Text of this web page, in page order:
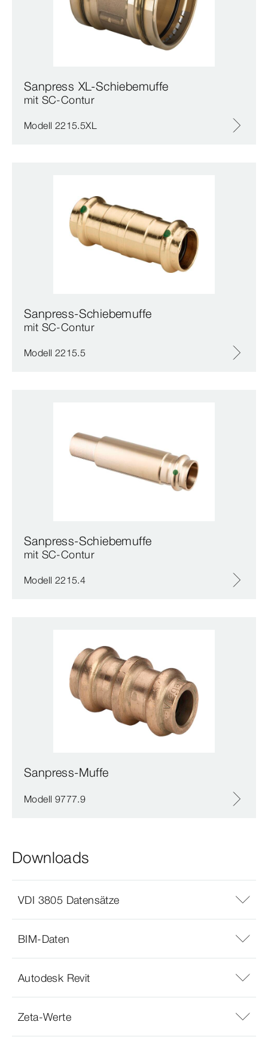
Sanpress XL-Schiebemuffe
mit SC‑Contur
Modell 2215.5XL
Sanpress-Schiebemuffe
mit SC‑Contur
Modell 2215.5
Sanpress-Schiebemuffe
mit SC‑Contur
Modell 2215.4
Sanpress-Muffe
Modell 9777.9
Downloads
VDI 3805 Datensätze
BIM-Daten
Autodesk Revit
Zeta-Werte